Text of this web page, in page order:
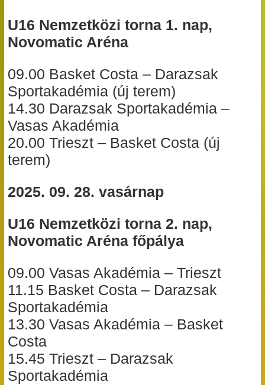
U16 Nemzetközi torna 1. nap,
Novomatic Aréna
09.00 Basket Costa – Darazsak
Sportakadémia (új terem)
14.30 Darazsak Sportakadémia –
Vasas Akadémia
20.00 Trieszt – Basket Costa (új
terem)
2025. 09. 28. vasárnap
U16 Nemzetközi torna 2. nap,
Novomatic Aréna főpálya
09.00 Vasas Akadémia – Trieszt
11.15 Basket Costa – Darazsak
Sportakadémia
13.30 Vasas Akadémia – Basket
Costa
15.45 Trieszt – Darazsak
Sportakadémia